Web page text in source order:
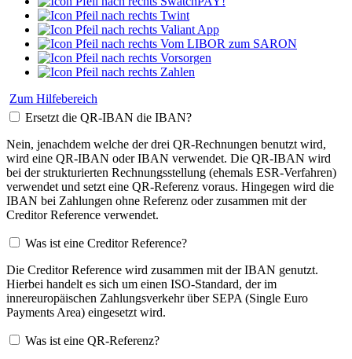
Twint
Valiant App
Vom LIBOR zum SARON
Vorsorgen
Zahlen
Zum Hilfebereich
Ersetzt die QR-IBAN die IBAN?
Nein, jenachdem welche der drei QR-Rechnungen benutzt wird,
wird eine QR-IBAN oder IBAN verwendet. Die QR-IBAN wird
bei der strukturierten Rechnungsstellung (ehemals ESR-Verfahren)
verwendet und setzt eine QR-Referenz voraus. Hingegen wird die
IBAN bei Zahlungen ohne Referenz oder zusammen mit der
Creditor Reference verwendet.
Was ist eine Creditor Reference?
Die Creditor Reference wird zusammen mit der IBAN genutzt.
Hierbei handelt es sich um einen ISO-Standard, der im
innereuropäischen Zahlungsverkehr über SEPA (Single Euro
Payments Area) eingesetzt wird.
Was ist eine QR-Referenz?